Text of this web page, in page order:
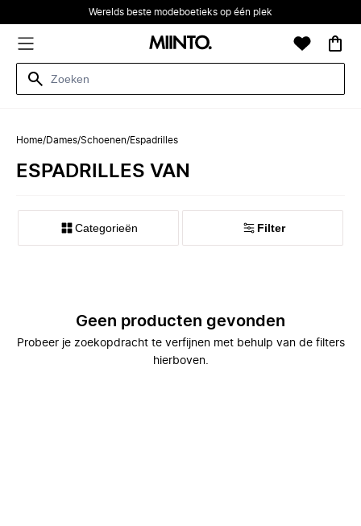
Werelds beste modeboetieks op één plek
Home/Dames/Schoenen/Espadrilles
ESPADRILLES VAN
Categorieën Filter
Geen producten gevonden
Probeer je zoekopdracht te verfijnen met behulp van de filters
hierboven.